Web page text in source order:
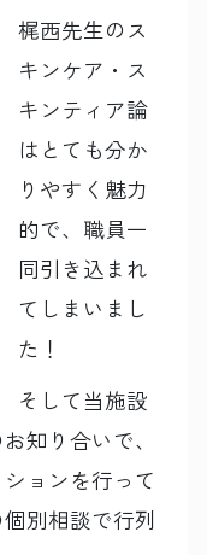
梶西先生のス
キンケア・ス
キンティア論
はとても分か
りやすく魅力
的で、職員一
同引き込まれ
てしまいまし
た！
そして当施設
知り合いで、
ョンを行って
別相談で行列